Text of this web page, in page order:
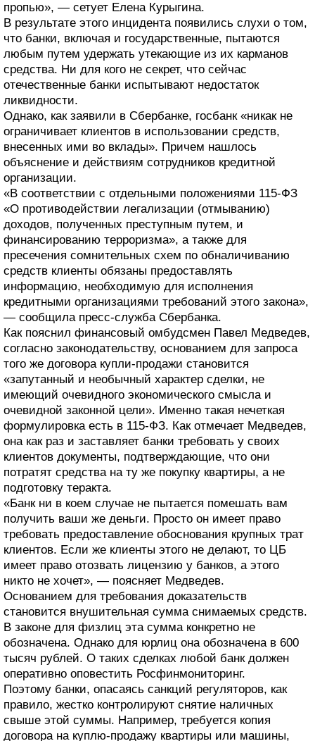
пропью», — сетует Елена Курыгина.
В результате этого инцидента появились слухи о том,
что банки, включая и государственные, пытаются
любым путем удержать утекающие из их карманов
средства. Ни для кого не секрет, что сейчас
отечественные банки испытывают недостаток
ликвидности.
Однако, как заявили в Сбербанке, госбанк «никак не
ограничивает клиентов в использовании средств,
внесенных ими во вклады». Причем нашлось
объяснение и действиям сотрудников кредитной
организации.
«В соответствии с отдельными положениями 115-ФЗ
«О противодействии легализации (отмыванию)
доходов, полученных преступным путем, и
финансированию терроризма», а также для
пресечения сомнительных схем по обналичиванию
средств клиенты обязаны предоставлять
информацию, необходимую для исполнения
кредитными организациями требований этого закона»,
— сообщила пресс-служба Сбербанка.
Как пояснил финансовый омбудсмен Павел Медведев,
согласно законодательству, основанием для запроса
того же договора купли-продажи становится
«запутанный и необычный характер сделки, не
имеющий очевидного экономического смысла и
очевидной законной цели». Именно такая нечеткая
формулировка есть в 115-ФЗ. Как отмечает Медведев,
она как раз и заставляет банки требовать у своих
клиентов документы, подтверждающие, что они
потратят средства на ту же покупку квартиры, а не
подготовку теракта.
«Банк ни в коем случае не пытается помешать вам
получить ваши же деньги. Просто он имеет право
требовать предоставление обоснования крупных трат
клиентов. Если же клиенты этого не делают, то ЦБ
имеет право отозвать лицензию у банков, а этого
никто не хочет», — поясняет Медведев.
Основанием для требования доказательств
становится внушительная сумма снимаемых средств.
В законе для физлиц эта сумма конкретно не
обозначена. Однако для юрлиц она обозначена в 600
тысяч рублей. О таких сделках любой банк должен
оперативно оповестить Росфинмониторинг.
Поэтому банки, опасаясь санкций регуляторов, как
правило, жестко контролируют снятие наличных
свыше этой суммы. Например, требуется копия
договора на куплю-продажу квартиры или машины,